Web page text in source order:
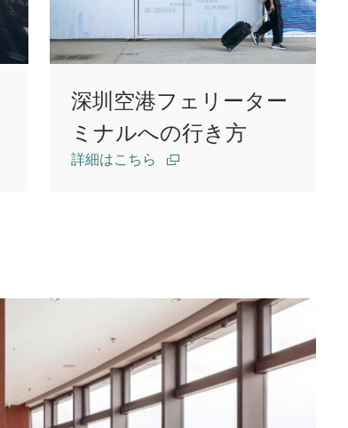
深圳空港フェリーター
ミナルへの行き方
詳細はこちら